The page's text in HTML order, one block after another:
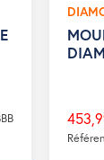
Prix